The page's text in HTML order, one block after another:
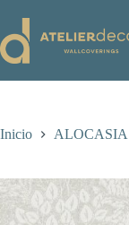
contenido
Inicio ALOCASIA